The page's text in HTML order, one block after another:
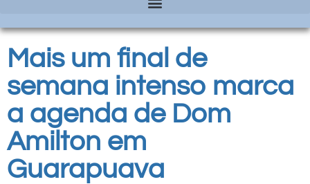
Mais um final de
semana intenso marca
a agenda de Dom
Amilton em
Guarapuava